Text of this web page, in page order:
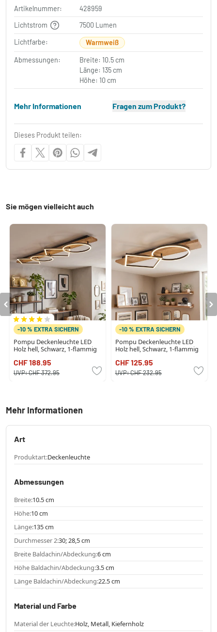
Artikelnummer:
428959
Lichtstrom
7500 Lumen
Lichtfarbe: Warmweiß
Abmessungen:
Breite: 10.5 cm
Länge: 135 cm
Höhe: 10 cm
Mehr Informationen Fragen zum Produkt?
Dieses Produkt teilen:
Sie mögen vielleicht auch
-10 % EXTRA SICHERN
Pompu Deckenleuchte LED
Holz hell, Schwarz, 1-flammig
CHF 188.95
UVP:CHF 372.95
-10 % EXTRA SICHERN
Pompu Deckenleuchte LED
Holz hell, Schwarz, 1-flammig
CHF 125.95
UVP:CHF 232.95
Mehr Informationen
Art
Produktart:Deckenleuchte
Abmessungen
Breite:10.5 cm
Höhe:10 cm
Länge:135 cm
Durchmesser 2:30; 28,5 cm
Breite Baldachin/Abdeckung:6 cm
Höhe Baldachin/Abdeckung:3.5 cm
Länge Baldachin/Abdeckung:22.5 cm
Material und Farbe
Material der Leuchte:Holz, Metall, Kiefernholz